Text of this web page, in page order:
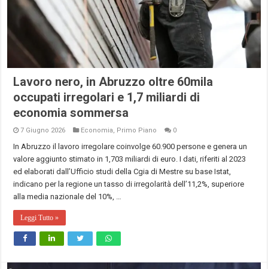
Lavoro nero, in Abruzzo oltre 60mila
occupati irregolari e 1,7 miliardi di
economia sommersa
7 Giugno 2026 Economia, Primo Piano 0
In Abruzzo il lavoro irregolare coinvolge 60.900 persone e genera un
valore aggiunto stimato in 1,703 miliardi di euro. I dati, riferiti al 2023
ed elaborati dall’Ufficio studi della Cgia di Mestre su base Istat,
indicano per la regione un tasso di irregolarità dell’11,2%, superiore
alla media nazionale del 10%, …
Leggi Tutto »